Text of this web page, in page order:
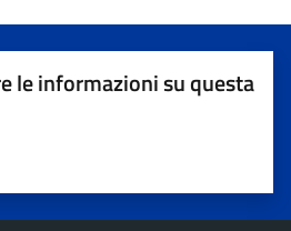
le informazioni su questa
stelle su 5
su 5
5